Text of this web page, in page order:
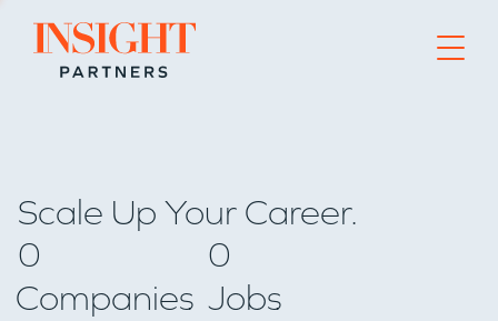
Go to home page
Scale Up Your Career.
0
Companies
0
Jobs